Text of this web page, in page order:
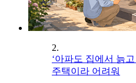
2.
‘아파도 집에서 늙
주택이라 어려워